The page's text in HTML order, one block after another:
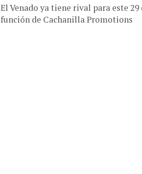
El Venado ya tiene rival para este
función de Cachanilla Promotions